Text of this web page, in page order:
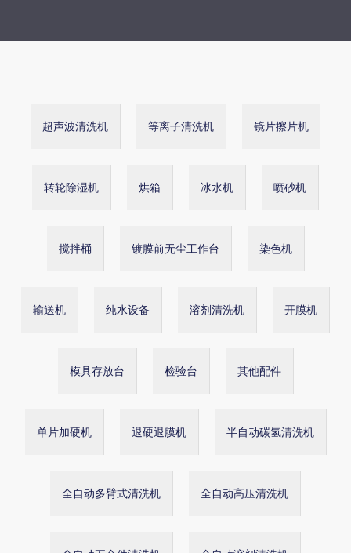
超声波清洗机 等离子清洗机 镜片擦片机
转轮除湿机 烘箱 冰水机 喷砂机
搅拌桶 镀膜前无尘工作台 染色机
输送机 纯水设备 溶剂清洗机 开膜机
模具存放台 检验台 其他配件
单片加硬机 退硬退膜机 半自动碳氢清洗机
全自动多臂式清洗机 全自动高压清洗机